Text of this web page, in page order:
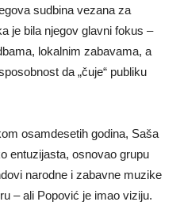
sudbina vezana za
je bila njegov glavni fokus –
lokalnim zabavama, a
da „čuje“ publiku
osamdesetih godina, Saša
entuzijasta, osnovao grupu
narodne i zabavne muzike
– ali Popović je imao viziju.